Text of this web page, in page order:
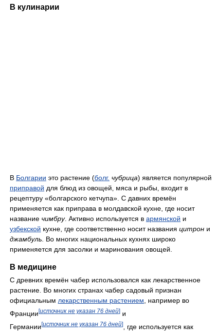
В кулинарии
В Болгарии это растение (болг. чубрица) является популярной
приправой для блюд из овощей, мяса и рыбы, входит в
рецептуру «болгарского кетчупа». С давних времён
применяется как приправа в молдавской кухне, где носит
название чимбру. Активно используется в армянской и
узбекской кухне, где соответственно носит названия цитрон и
джамбуль. Во многих национальных кухнях широко
применяется для засолки и маринования овощей.
В медицине
С древних времён чабер использовался как лекарственное
растение. Во многих странах чабер садовый признан
официальным лекарственным растением, например во
Франции [источник не указан 76 дней] и
Германии[источник не указан 76 дней]
, где используется как